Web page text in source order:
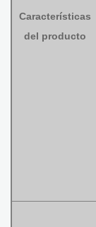
Características
del producto